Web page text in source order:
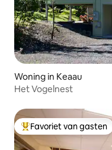
Woning in Keaau
Het Vogelnest
Topfavoriet van gasten
Favoriet van gasten